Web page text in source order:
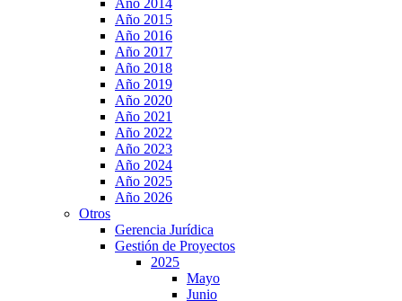
Año 2014
Año 2015
Año 2016
Año 2017
Año 2018
Año 2019
Año 2020
Año 2021
Año 2022
Año 2023
Año 2024
Año 2025
Año 2026
Otros
Gerencia Jurídica
Gestión de Proyectos
2025
Mayo
Junio